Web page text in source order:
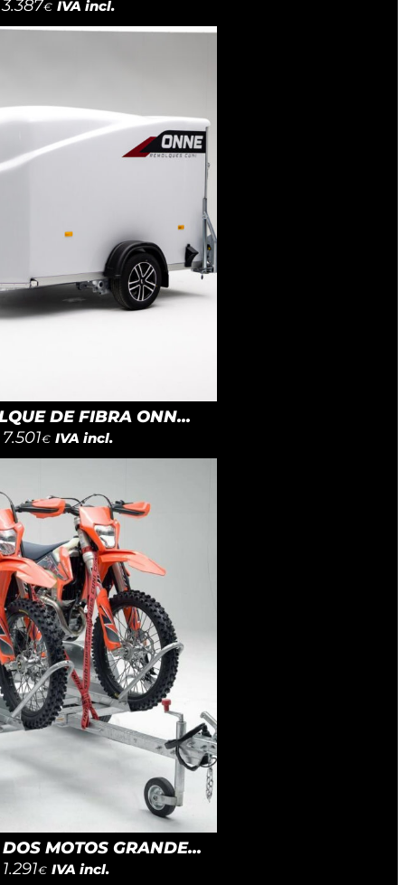
3.387€ IVA incl.
DE FIBRA ONN...
7.501€ IVA incl.
MOTOS GRANDE...
1.291€ IVA incl.